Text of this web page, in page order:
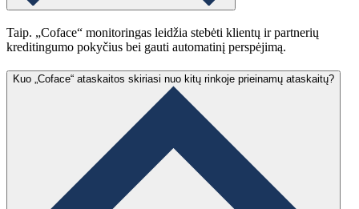
Taip. „Coface“ monitoringas leidžia stebėti klientų ir partnerių
kreditingumo pokyčius bei gauti automatinį perspėjimą.
Kuo „Coface“ ataskaitos skiriasi nuo kitų rinkoje prieinamų ataskaitų?